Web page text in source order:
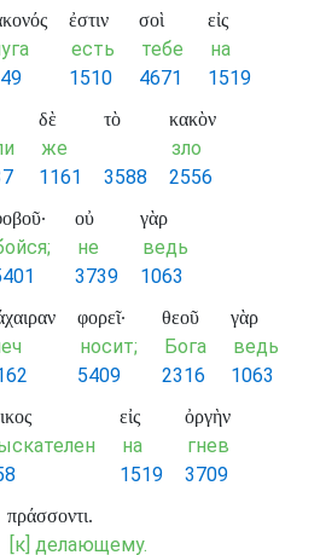
ἐστιν
есть
1510
σοὶ
тебе
4671
εἰς
на
1519
δὲ
же
1161
τὸ
3588
κακὸν
зло
2556
οὐ
не
3739
γὰρ
ведь
1063
φορεῖ·
носит;
5409
θεοῦ
Бога
2316
γὰρ
ведь
1063
εἰς
на
1519
ὀργὴν
гнев
3709
πράσσοντι.
[к] делающему.